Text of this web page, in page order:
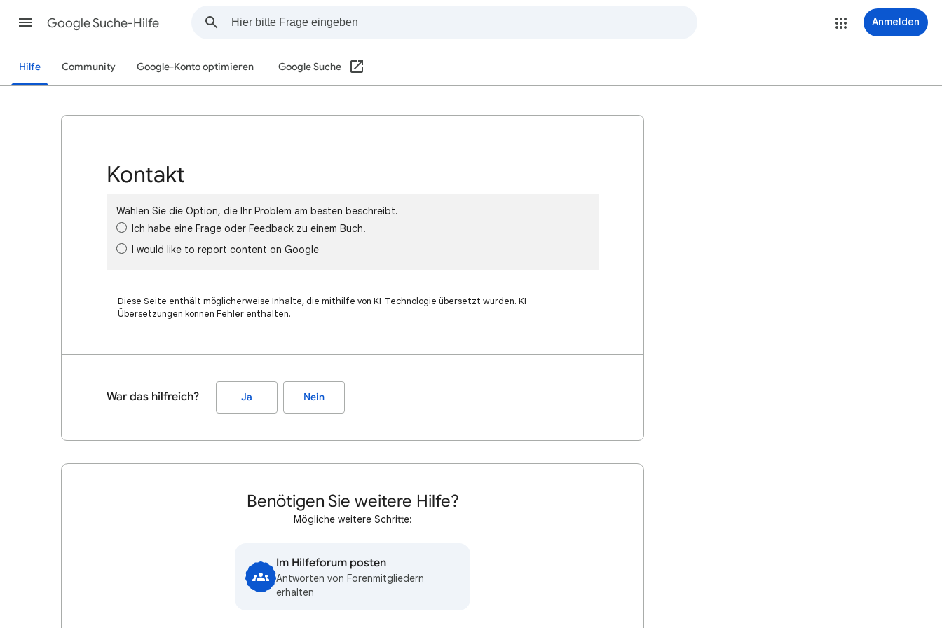
Google Suche-Hilfe Anmelden
Hilfe Community Google-Konto optimieren Google Suche
Kontakt
Wählen Sie die Option, die Ihr Problem am besten beschreibt.
Ich habe eine Frage oder Feedback zu einem Buch.
I would like to report content on Google
Diese Seite enthält möglicherweise Inhalte, die mithilfe von KI-Technologie übersetzt wurden. KI-
Übersetzungen können Fehler enthalten.
War das hilfreich? Ja Nein
Benötigen Sie weitere Hilfe?
Mögliche weitere Schritte:
Im Hilfeforum posten
Antworten von Forenmitgliedern
erhalten